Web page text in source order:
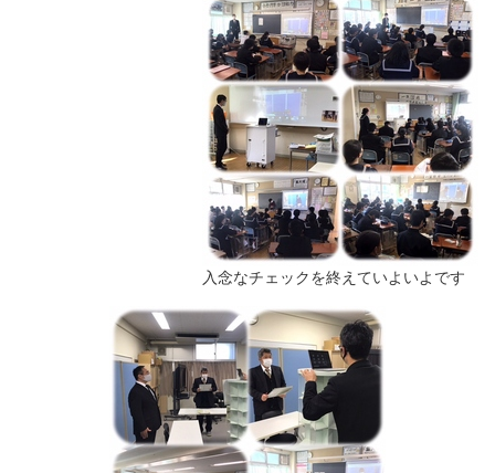
入念なチェックを終えていよいよです